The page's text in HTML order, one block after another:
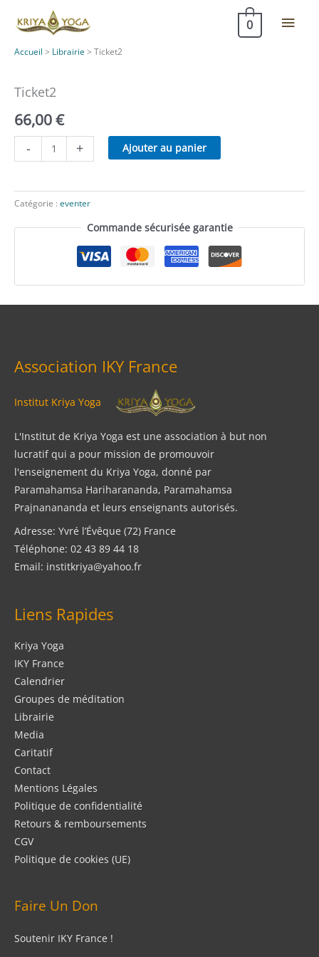
0
Accueil > Librairie > Ticket2
Ticket2
66,00€
-
quantité
de
+ Ajouter au panier
Catégorie : eventer
Commande sécurisée garantie
Association IKY France
Institut Kriya Yoga
L'Institut de Kriya Yoga est une association à but non
lucratif qui a pour mission de promouvoir
l'enseignement du Kriya Yoga, donné par
Paramahamsa Hariharananda, Paramahamsa
Prajnanananda et leurs enseignants autorisés.
Adresse: Yvré l’Évêque (72) France
Téléphone: 02 43 89 44 18
Email: institkriya@yahoo.fr
Liens Rapides
Kriya Yoga
IKY France
Calendrier
Groupes de méditation
Librairie
Media
Caritatif
Contact
Mentions Légales
Politique de confidentialité
Retours & remboursements
CGV
Politique de cookies (UE)
Faire Un Don
Soutenir IKY France !